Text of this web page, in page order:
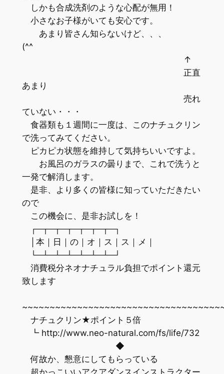
しかも合成洗剤のような心配が無用！
小さなお子様がいても安心です。
あまり皆さん知らないけど、、、
(^^ゞ
↑
正直
あまり
売れ
ていない・・・
食器類も１週間に一度は、このナチュクリン
で洗ってみてください。
ピカピカ状態を維持して気持ちいいですよ。
お風呂のガラスの曇りまで、これで洗うと
一発で解消します。
是非、より多くの皆様に知っていただきたい
ので
この機会に、是非お試しを！
┌─┬─┬─┬─┬─┬─┬─┐
│本｜日｜の｜オ｜ス｜ス｜メ｜
└─┴─┴─┴─┴─┴─┴─┘
消費税分ネオナチュラル負担でポイント還元
致します
ナチュクリン★ポイント５倍
┗ http://www.neo-natural.com/fs/life/732
◆
何故か、懇意にしてもらっている
超かっこいいアクアダンスインストラクター